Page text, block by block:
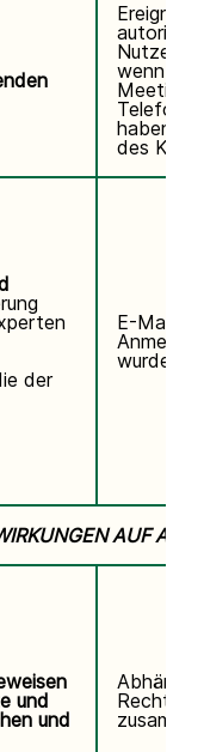
wenn Sie
haben.
des
der
E-Mail-
wurde.
AUF
und
und